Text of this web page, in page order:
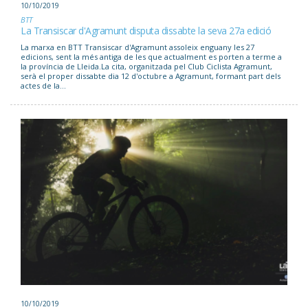
10/10/2019
BTT
La Transiscar d'Agramunt disputa dissabte la seva 27a edició
La marxa en BTT Transiscar d'Agramunt assoleix enguany les 27
edicions, sent la més antiga de les que actualment es porten a terme a
la província de Lleida.La cita, organitzada pel Club Ciclista Agramunt,
serà el proper dissabte dia 12 d'octubre a Agramunt, formant part dels
actes de la...
10/10/2019